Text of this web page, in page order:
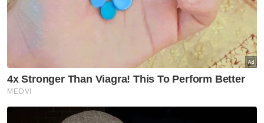
Belia Sabah diseru perkukuh
hubungan dengan Putrajaya
Ismail Sabri selamat jalani
prosedur pasang alat perentak
Nasional